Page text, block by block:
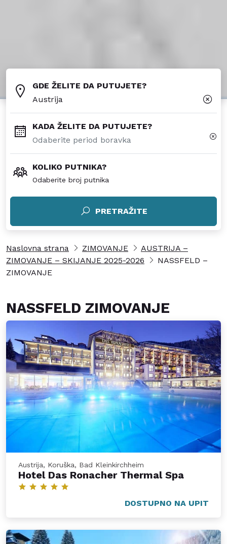
GDE ŽELITE DA PUTUJETE?
Austrija
KADA ŽELITE DA PUTUJETE?
KOLIKO PUTNIKA?
Odaberite broj putnika
PRETRAŽITE
Naslovna strana ZIMOVANJE
AUSTRIJA –
ZIMOVANJE – SKIJANJE 2025-2026
NASSFELD –
ZIMOVANJE
NASSFELD ZIMOVANJE
Austrija, Koruška, Bad Kleinkirchheim
Hotel Das Ronacher Thermal Spa
DOSTUPNO NA UPIT